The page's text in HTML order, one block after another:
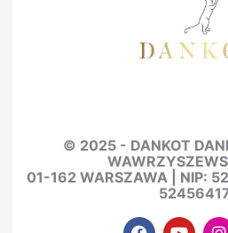
© 2025 - DANKOT
01-162 WARSZAWA | NIP: